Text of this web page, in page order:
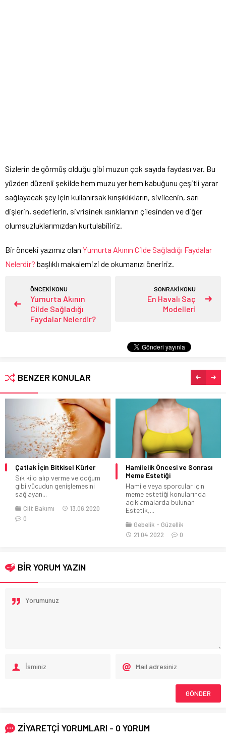
Sizlerin de görmüş olduğu gibi muzun çok sayıda faydası var. Bu
yüzden düzenli şekilde hem muzu yer hem kabuğunu çeşitli yarar
sağlayacak şey için kullanırsak kırışıklıkların, sivilcenin, sarı
dişlerin, sedeflerin, sivrisinek ısırıklarının çilesinden ve diğer
olumsuzluklarımızdan kurtulabiliriz.
Bir önceki yazımız olan Yumurta Akının Cilde Sağladığı Faydalar
Nelerdir? başlıklı makalemizi de okumanızı öneririz.
ÖNCEKİ KONU
Yumurta Akının
Cilde Sağladığı
Faydalar Nelerdir?
SONRAKİ KONU
En Havalı Saç
Modelleri
BENZER KONULAR
Hamilelik Öncesi ve Sonrası
Meme Estetiği
Hamile veya sporcular için
meme estetiği konularında
Estetik,...
2020 Oje Trendi!
2020 oje trendlerinde hangi
desenler daha popüler merak
ediyor musunuz?...
Güzellik
BİR YORUM YAZIN
ZİYARETÇİ YORUMLARI - 0 YORUM